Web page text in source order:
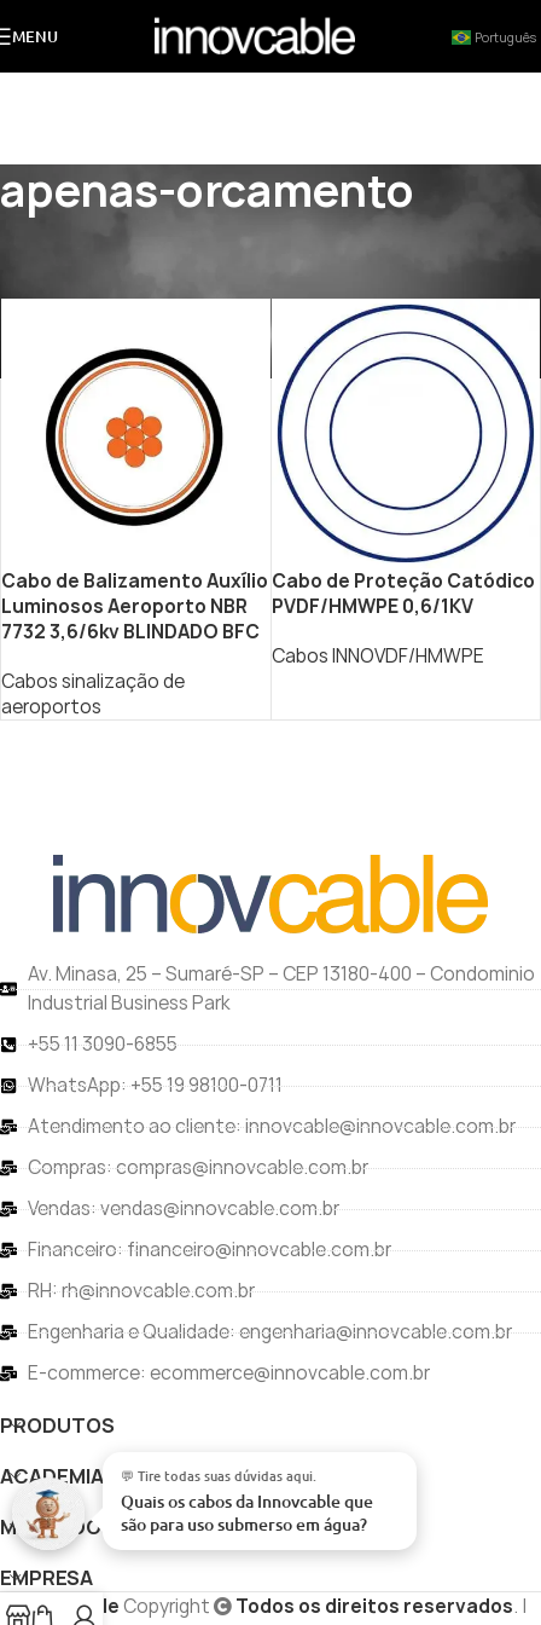
💬 Tire todas suas dúvidas aqui.
Quais os cabos da Innovcable que
são para uso submerso em |
MENU Português
apenas-orcamento
Cabo de Balizamento Auxílio
Luminosos Aeroporto NBR
7732 3,6/6kv ­BLINDADO BFC
Cabos sinalização de
aeroportos
Cabo de Proteção Catódico
PVDF/HMWPE 0,6/1KV
Cabos INNOVDF/HMWPE
Av. Minasa, 25 – Sumaré-SP – CEP 13180-400 – Condominio
Industrial Business Park
+55 11 3090-6855
WhatsApp: +55 19 98100-0711
Atendimento ao cliente: innovcable@innovcable.com.br
Compras: compras@innovcable.com.br
Vendas: vendas@innovcable.com.br
Financeiro: financeiro@innovcable.com.br
RH: rh@innovcable.com.br
Engenharia e Qualidade: engenharia@innovcable.com.br
E-commerce: ecommerce@innovcable.com.br
PRODUTOS
ACADEMIA DO CONHECIMENTO
MERCADO
EMPRESA
InnovcableCopyright Todos os direitos reservados. |